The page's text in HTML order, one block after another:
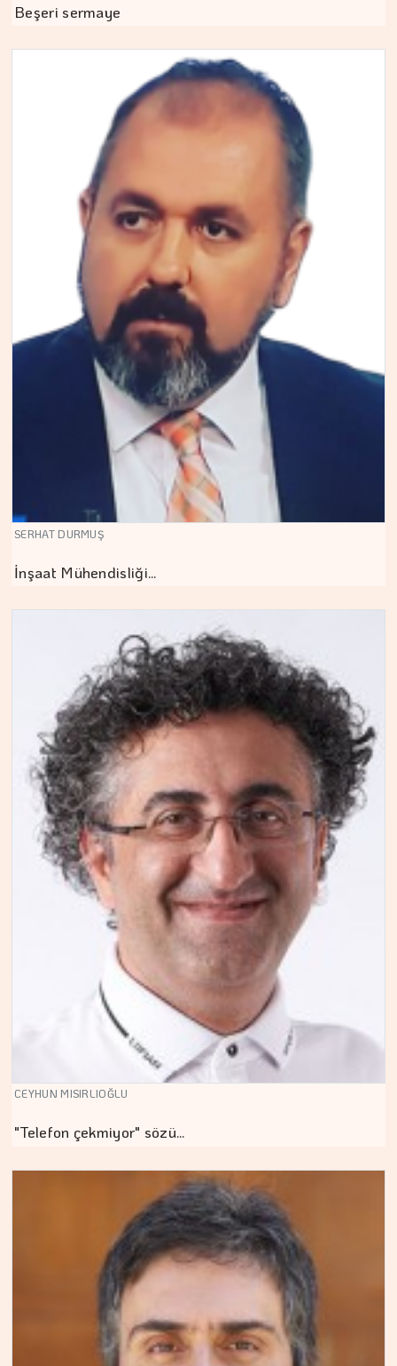
Beşeri sermaye
SERHAT DURMUŞ
İnşaat Mühendisliği…
CEYHUN MISIRLIOĞLU
"Telefon çekmiyor" sözü…